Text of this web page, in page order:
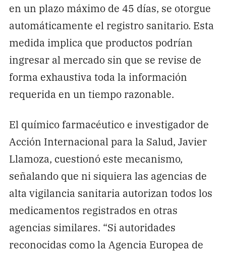
en un plazo máximo de 45 días, se otorgue
automáticamente el registro sanitario. Esta
medida implica que productos podrían
ingresar al mercado sin que se revise de
forma exhaustiva toda la información
requerida en un tiempo razonable.
El químico farmacéutico e investigador de
Acción Internacional para la Salud, Javier
Llamoza, cuestionó este mecanismo,
señalando que ni siquiera las agencias de
alta vigilancia sanitaria autorizan todos los
medicamentos registrados en otras
agencias similares. “Si autoridades
reconocidas como la Agencia Europea de